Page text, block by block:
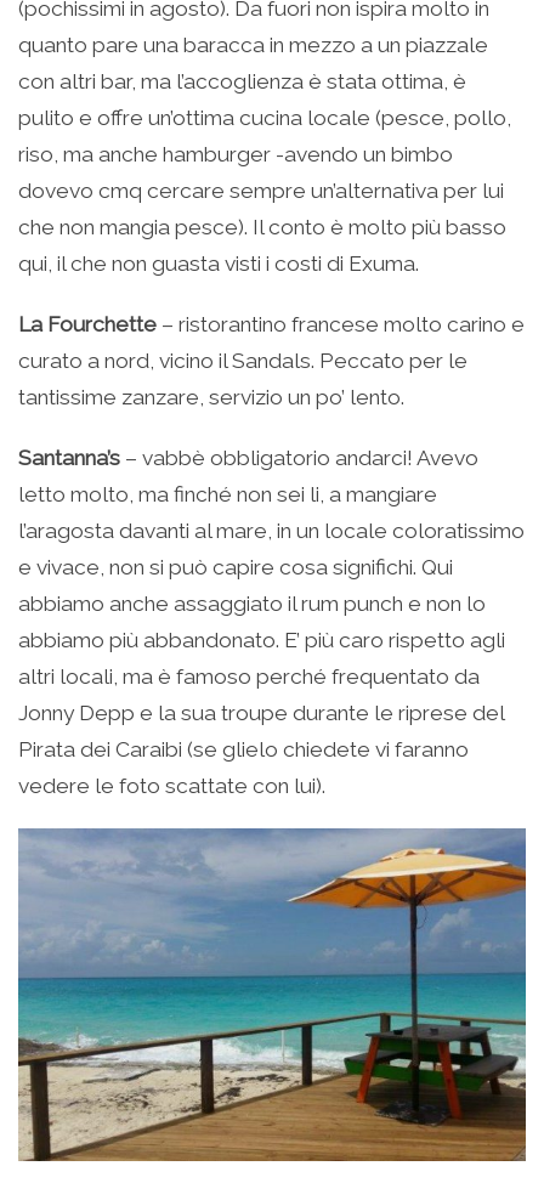
(pochissimi in agosto). Da fuori non ispira molto in
quanto pare una baracca in mezzo a un piazzale
con altri bar, ma l’accoglienza è stata ottima, è
pulito e offre un’ottima cucina locale (pesce, pollo,
riso, ma anche hamburger -avendo un bimbo
dovevo cmq cercare sempre un’alternativa per lui
che non mangia pesce). Il conto è molto più basso
qui, il che non guasta visti i costi di Exuma.
La Fourchette – ristorantino francese molto carino e
curato a nord, vicino il Sandals. Peccato per le
tantissime zanzare, servizio un po’ lento.
Santanna’s – vabbè obbligatorio andarci! Avevo
letto molto, ma finché non sei li, a mangiare
l’aragosta davanti al mare, in un locale coloratissimo
e vivace, non si può capire cosa significhi. Qui
abbiamo anche assaggiato il rum punch e non lo
abbiamo più abbandonato. E’ più caro rispetto agli
altri locali, ma è famoso perché frequentato da
Jonny Depp e la sua troupe durante le riprese del
Pirata dei Caraibi (se glielo chiedete vi faranno
vedere le foto scattate con lui).